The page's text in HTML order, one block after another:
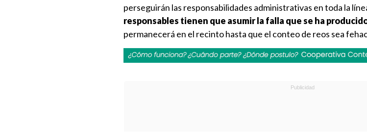
perseguirán las responsabilidades administrativas en toda la
responsables tienen que asumir la falla que se ha
permanecerá en el recinto hasta que el conteo de reos sea